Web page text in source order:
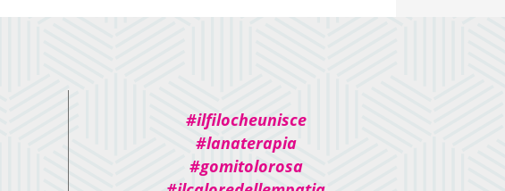
#ilfilocheunisce
#lanaterapia
#gomitolorosa